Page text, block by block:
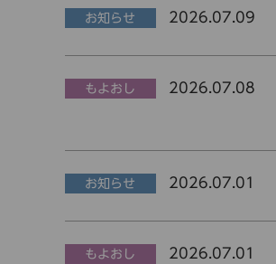
お知らせ 2026.07.09
もよおし 2026.07.08
お知らせ 2026.07.01
もよおし 2026.07.01